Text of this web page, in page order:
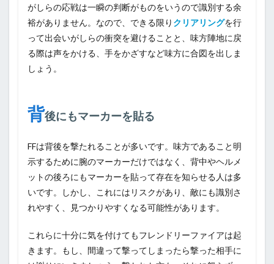
がしらの応戦は一瞬の判断がものをいうので識別する余
裕がありません。なので、できる限り クリアリングを行
って出会いがしらの衝突を避けることと、味方陣地に戻
る際は声をかける、手をかざすなど味方に合図を出しま
しょう。
背後にもマーカーを貼る
FFは背後を撃たれることが多いです。味方であること明
示するために腕のマーカーだけではなく、背中やヘルメ
ットの後ろにもマーカーを貼って存在を知らせる人は多
いです。しかし、これにはリスクがあり、敵にも識別さ
れやすく、見つかりやすくなる可能性があります。
これらに十分に気を付けてもフレンドリーファイアは起
きます。もし、間違って撃ってしまったら撃った相手に